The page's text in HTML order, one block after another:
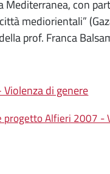
Mediterranea, con
mediorientali”
prof. Franca
di genere
progetto Alfieri 2007 -